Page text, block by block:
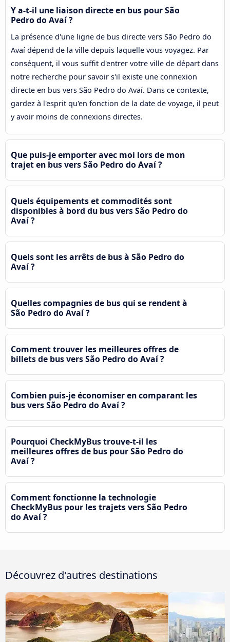
Y a-t-il une liaison directe en bus pour São
Pedro do Avaí ?
La présence d'une ligne de bus directe vers São Pedro do
Avaí dépend de la ville depuis laquelle vous voyagez. Par
conséquent, il vous suffit d'entrer votre ville de départ dans
notre recherche pour savoir s'il existe une connexion
directe en bus vers São Pedro do Avaí. Dans ce contexte,
gardez à l'esprit qu'en fonction de la date de voyage, il peut
y avoir moins de connexions directes.
Que puis-je emporter avec moi lors de mon
trajet en bus vers São Pedro do Avaí ?
Quels équipements et commodités sont
disponibles à bord du bus vers São Pedro do
Avaí ?
Quels sont les arrêts de bus à São Pedro do
Avaí ?
Quelles compagnies de bus qui se rendent à
São Pedro do Avaí ?
Comment trouver les meilleures offres de
billets de bus vers São Pedro do Avaí ?
Combien puis-je économiser en comparant les
bus vers São Pedro do Avaí ?
Pourquoi CheckMyBus trouve-t-il les
meilleures offres de bus pour São Pedro do
Avaí ?
Comment fonctionne la technologie
CheckMyBus pour les trajets vers São Pedro
do Avaí ?
Découvrez d'autres destinations